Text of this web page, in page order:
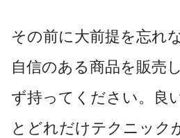
その前に大前提を忘れ
自信のある商品を販売
ず持ってください。良
とどれだけテクニック